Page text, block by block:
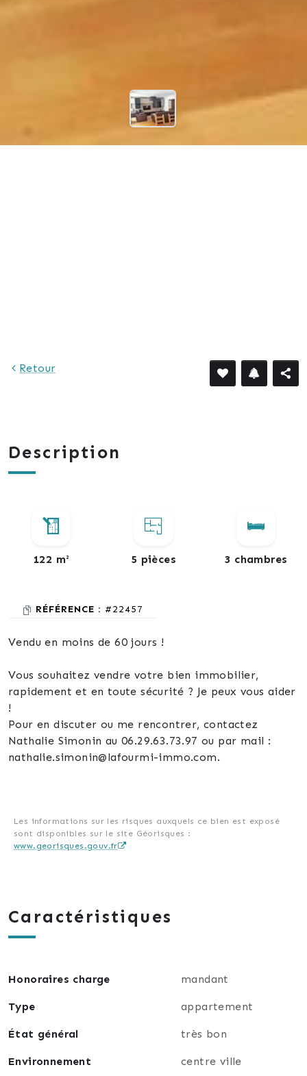
Retour
Description
122 m² 5 pièces 3 chambres
RÉFÉRENCE : #22457
Vendu en moins de 60 jours !
Vous souhaitez vendre votre bien immobilier,
rapidement et en toute sécurité ? Je peux vous aider
!
Pour en discuter ou me rencontrer, contactez
Nathalie Simonin au 06.29.63.73.97 ou par mail :
nathalie.simonin@lafourmi-immo.com.
Les informations sur les risques auxquels ce bien est exposé
sont disponibles sur le site Géorisques :
www.georisques.gouv.fr
Caractéristiques
Honoraires charge mandant
Type appartement
État général très bon
Environnement centre ville